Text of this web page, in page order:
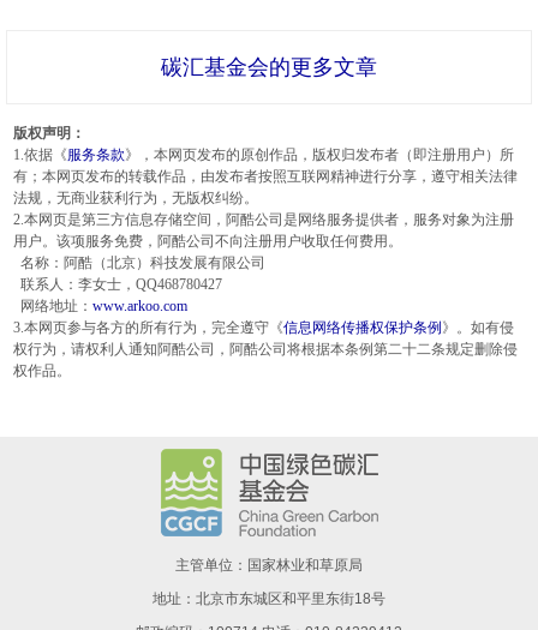
碳汇基金会的更多文章
版权声明：
1.依据《服务条款》，本网页发布的原创作品，版权归发布者（即注册用户）所
有；本网页发布的转载作品，由发布者按照互联网精神进行分享，遵守相关法律
法规，无商业获利行为，无版权纠纷。
2.本网页是第三方信息存储空间，阿酷公司是网络服务提供者，服务对象为注册
用户。该项服务免费，阿酷公司不向注册用户收取任何费用。
名称：阿酷（北京）科技发展有限公司
联系人：李女士，QQ468780427
网络地址： www.arkoo.com
3.本网页参与各方的所有行为，完全遵守《信息网络传播权保护条例 》。如有侵
权行为，请权利人通知阿酷公司，阿酷公司将根据本条例第二十二条规定删除侵
权作品。
主管单位：国家林业和草原局
地址：北京市东城区和平里东街18号